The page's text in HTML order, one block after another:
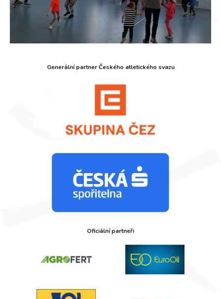
Generální partner Českého atletického svazu
Oficiální partneři